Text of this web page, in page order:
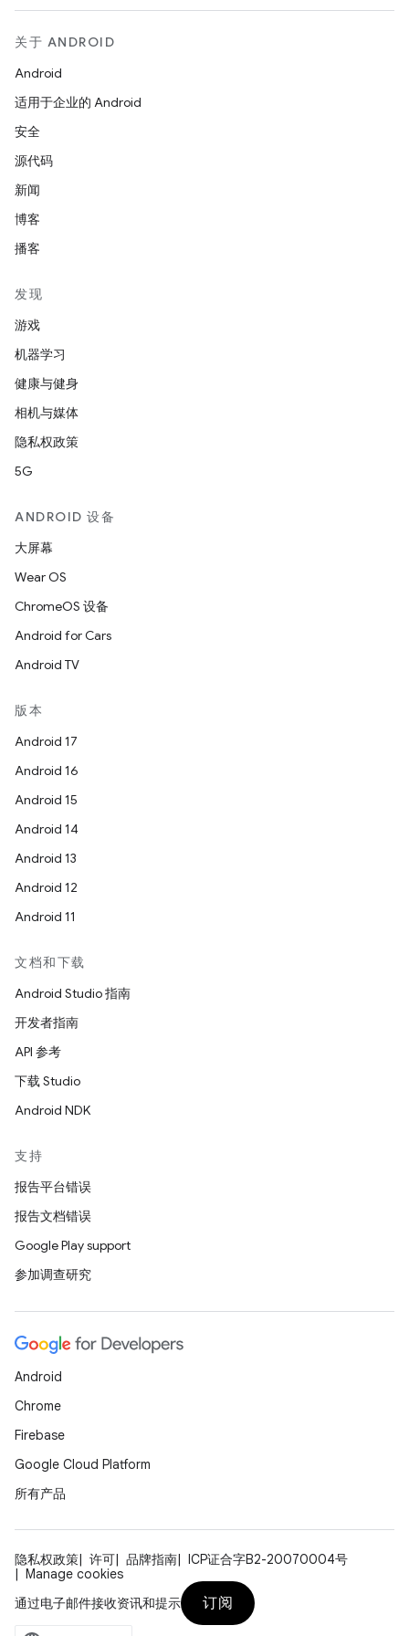
关于 ANDROID
Android
适用于企业的 Android
安全
源代码
新闻
博客
播客
发现
游戏
机器学习
健康与健身
相机与媒体
隐私权政策
5G
ANDROID 设备
大屏幕
Wear OS
ChromeOS 设备
Android for Cars
Android TV
版本
Android 17
Android 16
Android 15
Android 14
Android 13
Android 12
Android 11
文档和下载
Android Studio 指南
开发者指南
API 参考
下载 Studio
Android NDK
支持
报告平台错误
报告文档错误
Google Play support
参加调查研究
Android
Chrome
Firebase
Google Cloud Platform
所有产品
隐私权政策 许可 品牌指南
ICP证合字B2-20070004号
Manage cookies
通过电子邮件接收资讯和提示
订阅